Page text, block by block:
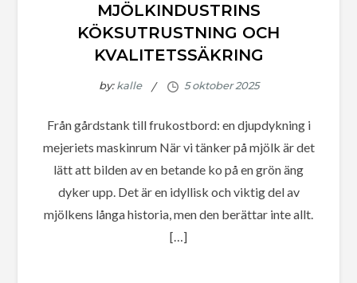
MJÖLKINDUSTRINS
KÖKSUTRUSTNING OCH
KVALITETSSÄKRING
by:kalle
Från gårdstank till frukostbord: en djupdykning i
mejeriets maskinrum När vi tänker på mjölk är det
lätt att bilden av en betande ko på en grön äng
dyker upp. Det är en idyllisk och viktig del av
mjölkens långa historia, men den berättar inte allt.
[…]